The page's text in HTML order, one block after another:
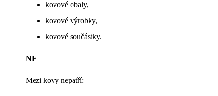
kovové obaly,
kovové výrobky,
kovové součástky.
NE
Mezi kovy nepatří: